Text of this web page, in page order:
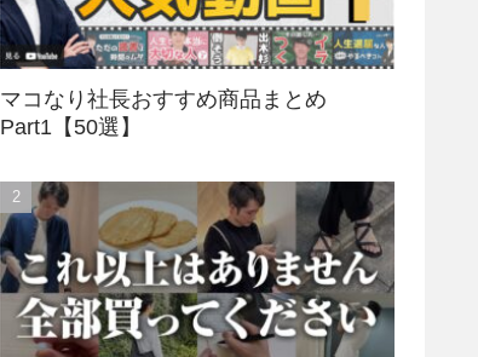
マコなり社長おすすめ商品まとめ
Part1【50選】